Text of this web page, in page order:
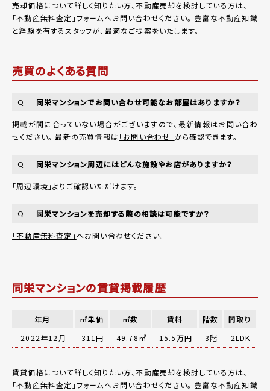
売却価格について詳しく知りたい方、不動産売却を検討している方は、
「不動産無料査定 」フォームへお問い合わせください。 豊富な不動産知識
と経験を有するスタッフが、最適なご提案をいたします。
売買のよくある質問
Q 同栄マンションでお問い合わせ可能なお部屋はありますか？
掲載が間に合っていない場合がございますので、最新情報はお問い合わ
せください。 最新の売買情報は「お問い合わせ」 から確認できます。
Q 同栄マンション周辺にはどんな施設やお店がありますか？
「周辺環境」よりご確認いただけます。
Q 同栄マンションを売却する際の相談は可能ですか？
「不動産無料査定」へお問い合わせください。
同栄マンションの賃貸掲載履歴
年月 ㎡単価 ㎡数 賃料 階数
間取り
2022年12月
311円 49.78㎡ 15.5万円 3階 2LDK
賃貸価格について詳しく知りたい方、不動産売却を検討している方は、
「不動産無料査定 」フォームへお問い合わせください。 豊富な不動産知識